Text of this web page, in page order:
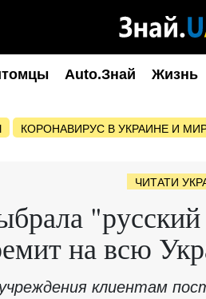
Auto.Знай Жизнь
КОРОНАВИРУС В УКРАИНЕ И
ЧИТАТИ
"русский
на всю
клиентам